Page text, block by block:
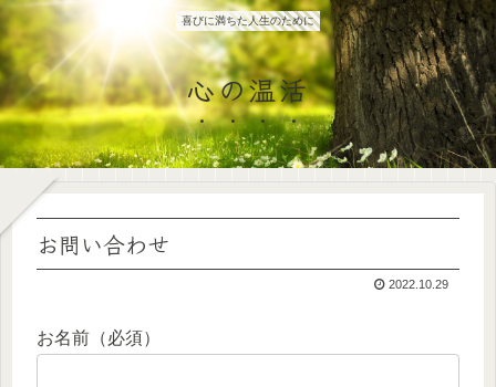
喜びに満ちた人生のために
心の温活
お問い合わせ
2022.10.29
お名前（必須）